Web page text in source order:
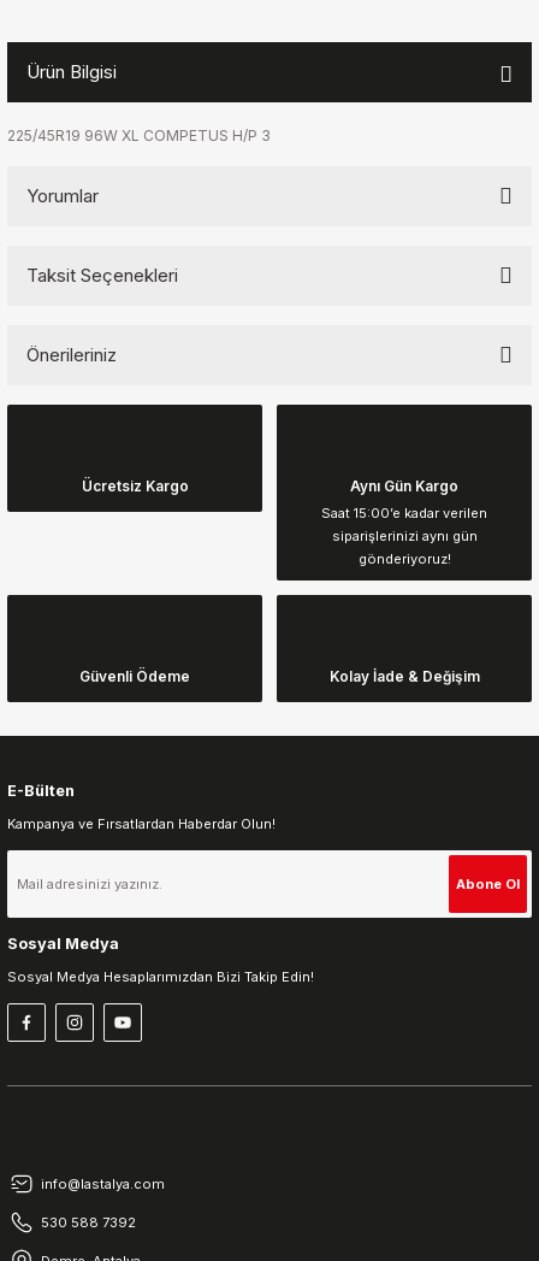
Ürün Bilgisi
225/45R19 96W XL COMPETUS H/P 3
Yorumlar
Taksit Seçenekleri
Önerileriniz
Görüş ve önerileriniz için teşekkür ederiz.
Ürün resmi kalitesiz, bozuk veya görüntülenemiyor.
Ürün açıklamasında eksik bilgiler bulunuyor.
Gönder
Ücretsiz Kargo Aynı Gün Kargo
Saat 15:00’e kadar verilen
siparişlerinizi aynı gün
gönderiyoruz!
Güvenli Ödeme Kolay İade & Değişim
E-Bülten
Kampanya ve Fırsatlardan Haberdar Olun!
Abone Ol
Sosyal Medya
Sosyal Medya Hesaplarımızdan Bizi Takip Edin!
info@lastalya.com
530 588 7392